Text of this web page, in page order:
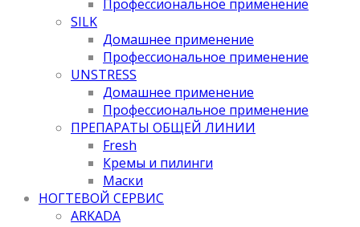
Профессиональное применение
SILK
Домашнее применение
Профессиональное применение
UNSTRESS
Домашнее применение
Профессиональное применение
ПРЕПАРАТЫ ОБЩЕЙ ЛИНИИ
Fresh
Кремы и пилинги
Маски
НОГТЕВОЙ СЕРВИС
ARKADA